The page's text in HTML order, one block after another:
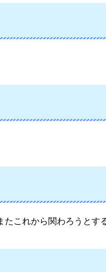
これから関わろうとす